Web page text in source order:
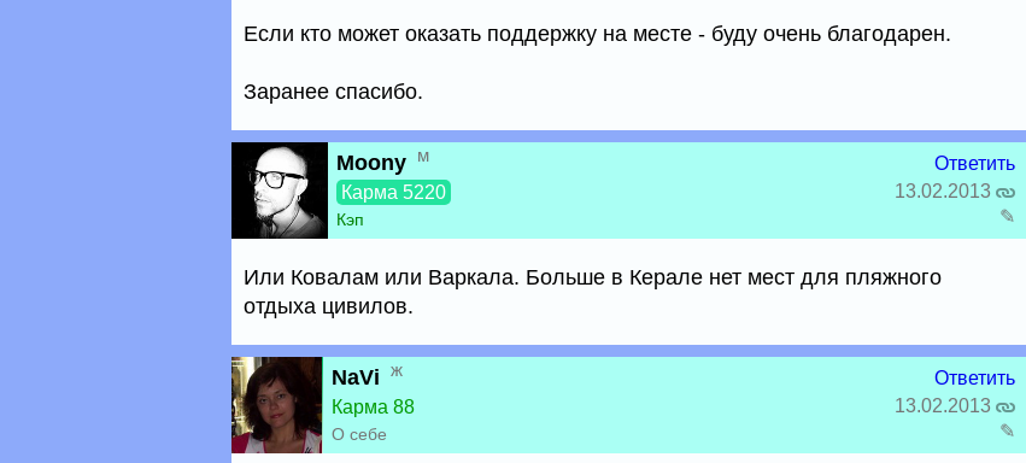
Если кто может оказать поддержку на месте - буду очень благодарен.
Заранее спасибо.
Moony м
Карма 5220
Кэп
Ответить
13.02.2013
✎
Или Ковалам или Варкала. Больше в Керале нет мест для пляжного
отдыха цивилов.
NaVi ж
Карма 88
О себе
Ответить
13.02.2013
✎